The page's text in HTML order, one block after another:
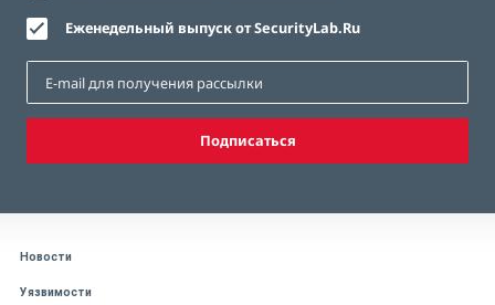
Еженедельный выпуск от SecurityLab.Ru
Подписаться
Новости
Уязвимости